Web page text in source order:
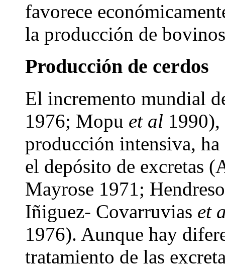
favorece
la producción de
Producción de cerdos
El incremento mundial
1976; Mopu et al
producción intensiva, ha
el depósito de excretas
Mayrose 1971;
Iñiguez- Covarruvias et
1976). Aunque hay
tratamiento de las